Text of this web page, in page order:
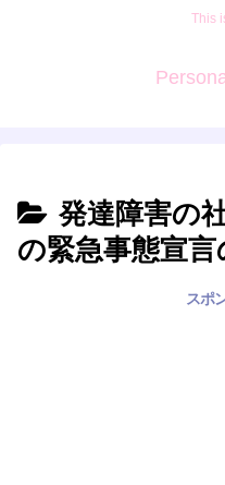
This
発達障害の
の緊急事態宣言
スポ